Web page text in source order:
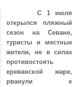
С 1 июля
открылся пляжный
сезон на Севане,
туристы и местные
жители, не в силах
противостоять
ереванской жаре,
рванули к